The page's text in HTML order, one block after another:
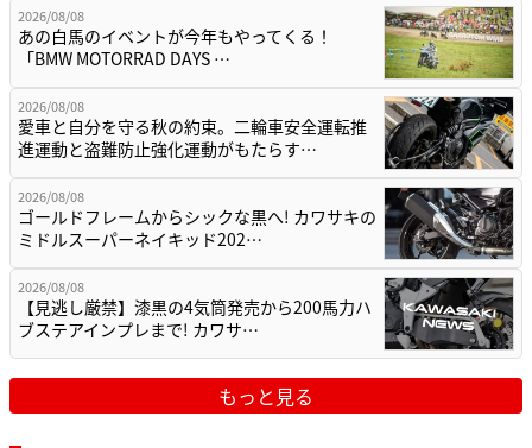
2026/08/08
あの白馬のイベントが今年もやってくる！
「BMW MOTORRAD DAYS …
2026/08/08
愛車と自分を守る秋の約束。二輪車安全運転推
進運動と盗難防止強化運動がもたらす…
2026/08/08
ゴールドフレームからシックな黒へ! カワサキの
ミドルスーパーネイキッド202…
2026/08/08
【見逃し厳禁】漆黒の4気筒発売から200馬力ハ
ブステアインプレまで! カワサ…
もっと見る